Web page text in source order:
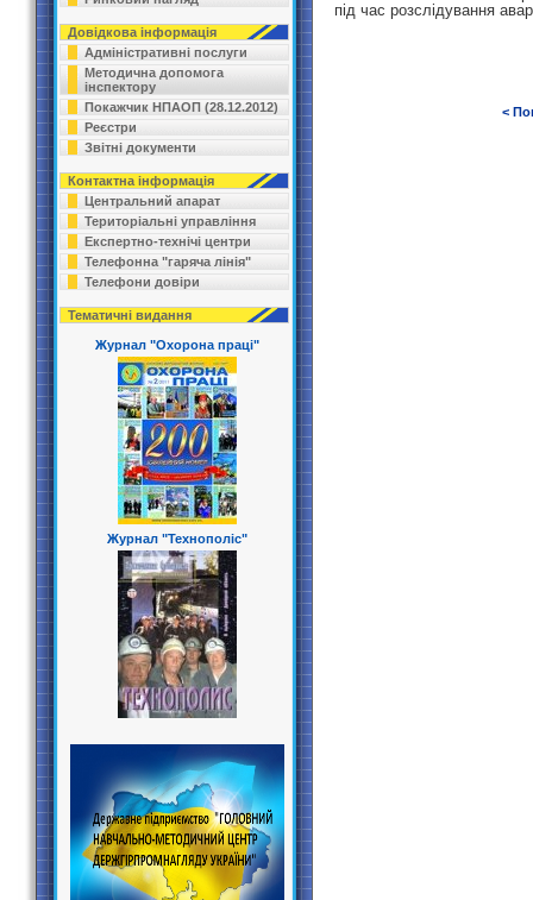
Довідкова інформація
Адміністративні послуги
Методична допомога
інспектору
Покажчик НПАОП (28.12.2012)
Реєстри
Звітні документи
Контактна інформація
Центральний апарат
Територіальні управління
Експертно-технічі центри
Телефонна "гаряча лінія"
Телефони довіри
Тематичні видання
Журнал "Охорона праці"
Журнал "Технополіс"
під час розслідування
<